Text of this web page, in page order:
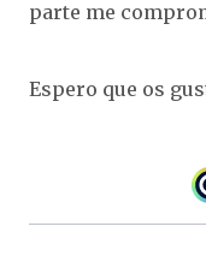
parte me
Espero que os